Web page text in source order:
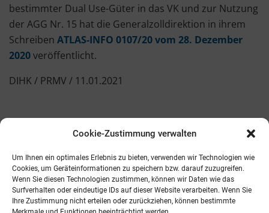
Cookie-Zustimmung verwalten
Um Ihnen ein optimales Erlebnis zu bieten, verwenden wir Technologien wie
Cookies, um Geräteinformationen zu speichern bzw. darauf zuzugreifen.
Wenn Sie diesen Technologien zustimmen, können wir Daten wie das
Surfverhalten oder eindeutige IDs auf dieser Website verarbeiten. Wenn Sie
Ihre Zustimmung nicht erteilen oder zurückziehen, können bestimmte
bestimmter Dual Use-Güter in das VK und zur Nutzung
der AGG Nr. 15 hat die Generalzolldirektion in ihrem
Schreiben ATLAS-INFO 0107/20 vom 28. Dezember
2020veröffentlicht.
DIHK / PRMV / 11.01.2021
Kontakt AGB Fachmedien Cookie-Richtlinie (EU)
Telefon: 0821 242800
E-Mail: info@promv.de